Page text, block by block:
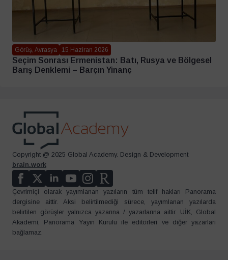
Görüş, Avrasya 15 Haziran 2026
Seçim Sonrası Ermenistan: Batı, Rusya ve Bölgesel
Barış Denklemi – Barçın Yinanç
Copyright @ 2025 Global Academy. Design & Development
brain.work
Çevrimiçi olarak yayımlanan yazıların tüm telif hakları Panorama
dergisine aittir. Aksi belirtilmediği sürece, yayımlanan yazılarda
belirtilen görüşler yalnızca yazarına / yazarlarına aittir. UİK, Global
Akademi, Panorama Yayın Kurulu ile editörleri ve diğer yazarları
bağlamaz.